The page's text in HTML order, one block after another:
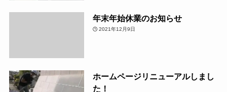
年末年始休業のお知らせ
2021年12月9日
ホームページリニューアルしまし
た！